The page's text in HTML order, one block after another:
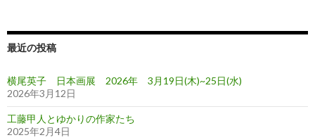
最近の投稿
横尾英子 日本画展 2026年 3月19日(木)~25日(水)
2026年3月12日
工藤甲人とゆかりの作家たち
2025年2月4日